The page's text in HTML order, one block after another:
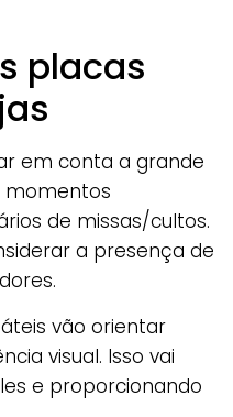
placas
em conta a grande
momentos
de missas/cultos.
a presença de
vão orientar
visual. Isso vai
e proporcionando